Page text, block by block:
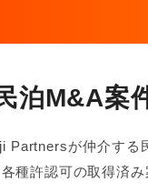
泊M&A案
Partnersが仲介する
各種許認可の取得済